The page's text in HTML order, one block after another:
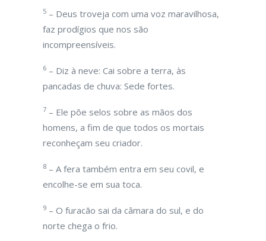
5 – Deus troveja com uma voz maravilhosa,
faz prodígios que nos são
incompreensíveis.
6 – Diz à neve: Cai sobre a terra, às
pancadas de chuva: Sede fortes.
7 – Ele põe selos sobre as mãos dos
homens, a fim de que todos os mortais
reconheçam seu criador.
8 – A fera também entra em seu covil, e
encolhe-se em sua toca.
9 – O furacão sai da câmara do sul, e do
norte chega o frio.